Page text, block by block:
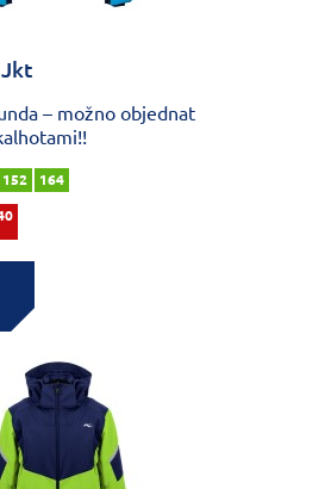
– možno objednat
152 164